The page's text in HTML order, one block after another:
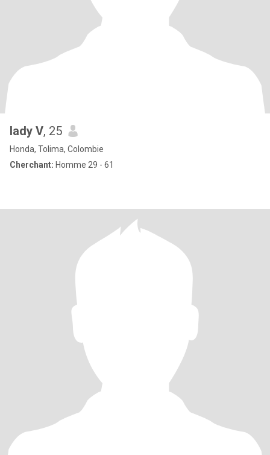
lady V, 25
Honda, Tolima, Colombie
Cherchant: Homme 29 - 61